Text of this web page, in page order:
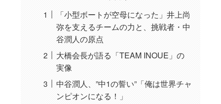
「小型ボートが空母になった」井上尚
弥を支えるチームの力と、挑戦者・中
谷潤人の原点
大橋会長が語る「TEAM INOUE」の
実像
中谷潤人、”中1の誓い”「俺は世界チャ
ンピオンになる！」